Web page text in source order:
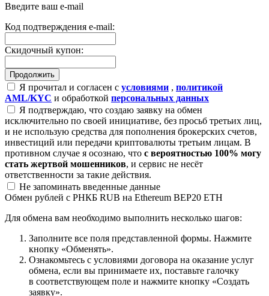
Введите ваш e-mail
Код подтверждения e-mail:
Скидочный купон:
Я прочитал и согласен с условиями , политикой
AML/KYC и обработкой персональных данных
Я подтверждаю, что создаю заявку на обмен
исключительно по своей инициативе, без просьб третьих лиц,
и не использую средства для пополнения брокерских счетов,
инвестиций или передачи криптовалюты третьим лицам. В
противном случае я осознаю, что с вероятностью 100% могу
стать жертвой мошенников, и сервис не несёт
ответственности за такие действия.
Не запоминать введенные данные
Обмен рублей с РНКБ RUB на Ethereum BEP20 ETH
Для обмена вам необходимо выполнить несколько шагов:
Заполните все поля представленной формы. Нажмите
кнопку «Обменять».
Ознакомьтесь с условиями договора на оказание услуг
обмена, если вы принимаете их, поставьте галочку
в соответствующем поле и нажмите кнопку «Создать
заявку».